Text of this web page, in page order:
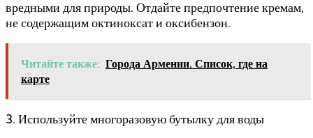
вредными для природы. Отдайте предпочтение кремам,
не содержащим октиноксат и оксибензон.
Читайте также: Города Армении. Список, где на
карте
3. Используйте многоразовую бутылку для воды